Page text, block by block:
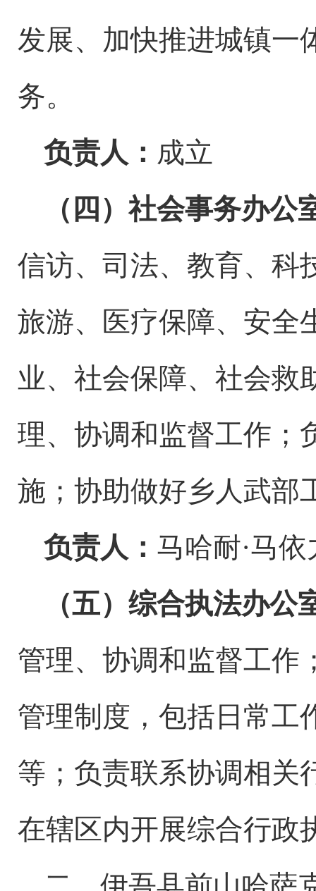
发展、加快推进城镇一
务。
负责人： 成立
（四）社会事务办公
信访、 司法、 教育、 科
旅游、医疗保障、安全
业、社会保障、社会救
理、协调和监督工作 ；
施 ； 协助做好乡人武部
负责人： 马哈耐·马
（五）综合执法办公
管理、协调和监督工作
管理制度 ， 包括日常工
等 ； 负责联系协调相关
在辖区内开展综合行政